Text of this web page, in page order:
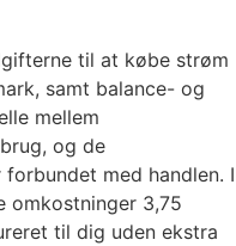
til at købe strøm
samt balance- og
mellem
og de
med handlen. I
omkostninger 3,75
til dig uden ekstra